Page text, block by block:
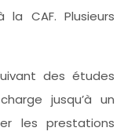
CAF. Plusieurs
des études
jusqu’à un
les prestations